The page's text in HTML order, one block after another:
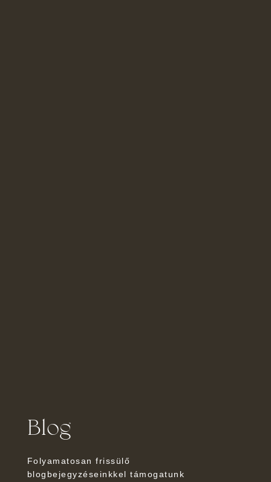
Blog
Folyamatosan frissülő
blogbejegyzéseinkkel támogatunk